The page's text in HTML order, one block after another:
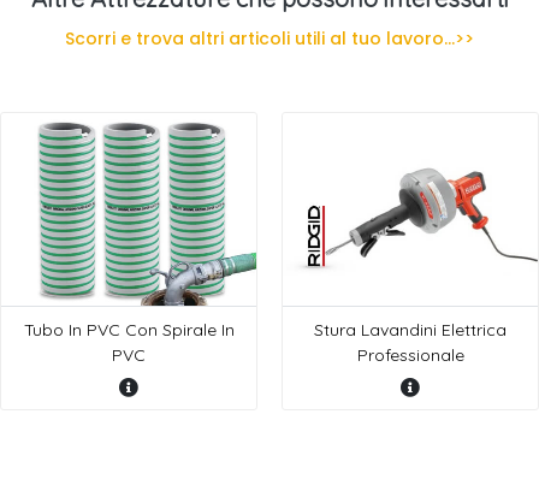
Scorri e trova altri articoli utili al tuo lavoro...>>
Tubo In PVC Con Spirale In
PVC
Stura Lavandini Elettrica
Professionale